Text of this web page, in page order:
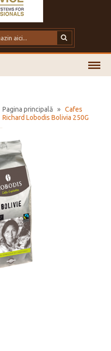
Pagina principală » Cafes
Richard Lobodis Bolivia 250G